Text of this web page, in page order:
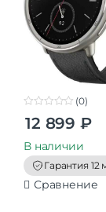
t
o
f
5
(0)
12 899 ₽
В наличии
Гарантия 12
Сравнение